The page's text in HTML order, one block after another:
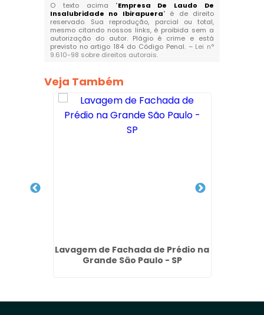
O texto acima "Empresa De Laudo De
Insalubridade no Ibirapuera" é de direito
reservado. Sua reprodução, parcial ou total,
mesmo citando nossos links, é proibida sem a
autorização do autor. Plágio é crime e está
previsto no artigo 184 do Código Penal. – Lei n°
9.610-98 sobre direitos autorais.
Veja Também
Lavagem de Fachada de Prédio na
Grande São Paulo - SP